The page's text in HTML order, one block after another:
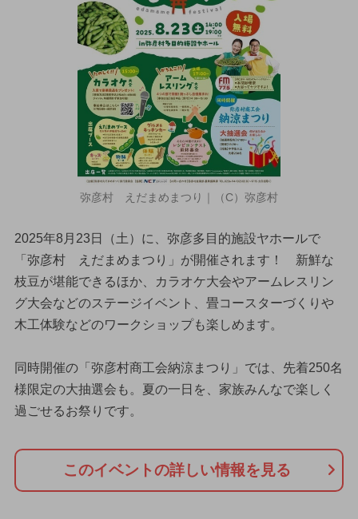
弥彦村 えだまめまつり｜（C）弥彦村
2025年8月23日（土）に、弥彦多目的施設ヤホールで
「弥彦村 えだまめまつり」が開催されます！ 新鮮な
枝豆が堪能できるほか、カラオケ大会やアームレスリン
グ大会などのステージイベント、畳コースターづくりや
木工体験などのワークショップも楽しめます。
同時開催の「弥彦村商工会納涼まつり」では、先着250名
様限定の大抽選会も。夏の一日を、家族みんなで楽しく
過ごせるお祭りです。
このイベントの詳しい情報を見る